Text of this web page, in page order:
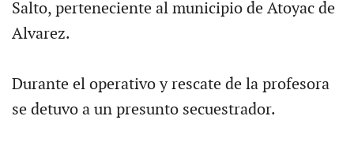
Salto, perteneciente al municipio de Atoyac de
Alvarez.
Durante el operativo y rescate de la profesora
se detuvo a un presunto secuestrador.